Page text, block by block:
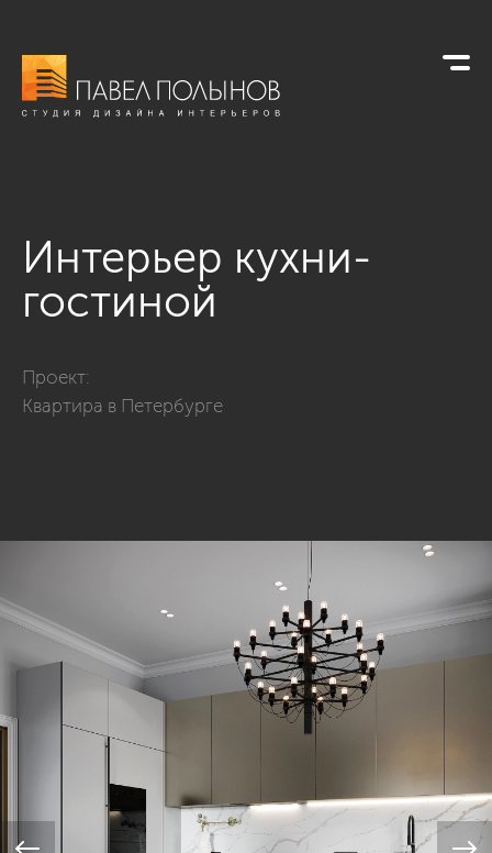
Интерьер кухни-
гостиной
Проект:
Квартира в Петербурге